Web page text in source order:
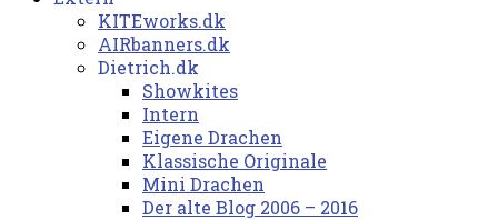
KITEworks.dk
AIRbanners.dk
Dietrich.dk
Showkites
Intern
Eigene Drachen
Klassische Originale
Mini Drachen
Der alte Blog 2006 – 2016